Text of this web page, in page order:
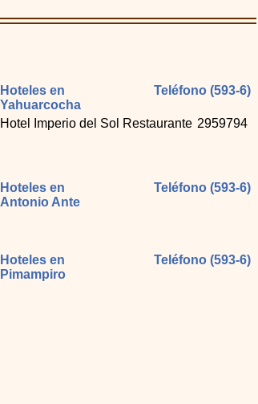
2959794
Hoteles en
Yahuarcocha
Teléfono (593-6)
Hotel Imperio del Sol Restaurante
Hoteles en
Antonio Ante
Teléfono (593-6)
Hoteles en
Pimampiro
Teléfono (593-6)